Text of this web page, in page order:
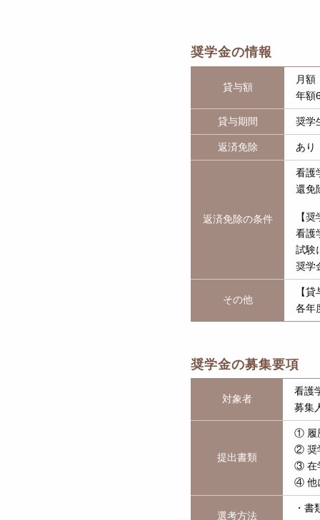
奨学金の情報
貸与額
月額
年額
貸与期間 奨学
返済免除 あり
返済免除の条件
看護
還免
【
看護
試験
奨学
その他
【
各年
奨学金の募集要項
対象者
看護
募集
提出書類
① 履
② 奨
③ 在
④ 他
選考方法
・書